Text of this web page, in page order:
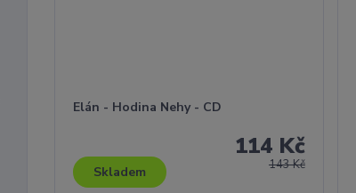
Elán - Hodina Nehy - CD
143 Kč
114 Kč
Skladem